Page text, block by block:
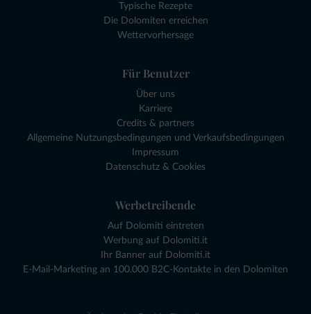
Typische Rezepte
Die Dolomiten erreichen
Wettervorhersage
Für Benutzer
Über uns
Karriere
Credits & partners
Allgemeine Nutzungsbedingungen und Verkaufsbedingungen
Impressum
Datenschutz & Cookies
Werbetreibende
Auf Dolomiti eintreten
Werbung auf Dolomiti.it
Ihr Banner auf Dolomiti.it
E-Mail-Marketing an 100.000 B2C-Kontakte in den Dolomiten